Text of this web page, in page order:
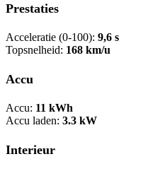
Prestaties
Acceleratie (0-100): 9,6 s
Topsnelheid: 168 km/u
Accu
Accu: 11 kWh
Accu laden: 3.3 kW
Interieur